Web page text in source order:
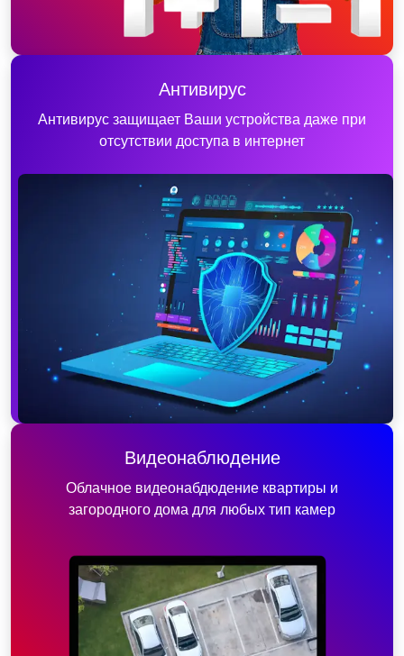
Антивирус
Антивирус защищает Ваши устройства даже при
отсутствии доступа в интернет
Видеонаблюдение
Облачное видеонабдюдение квартиры и
загородного дома для любых тип камер